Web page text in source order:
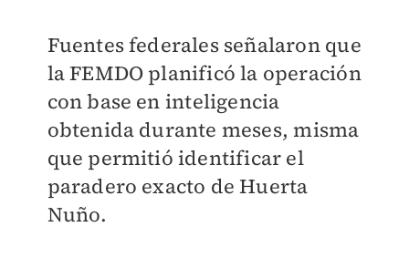
Fuentes federales señalaron que
la FEMDO planificó la operación
con base en inteligencia
obtenida durante meses, misma
que permitió identificar el
paradero exacto de Huerta
Nuño.